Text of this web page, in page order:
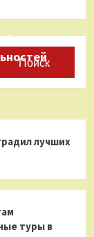
лучших
туры в